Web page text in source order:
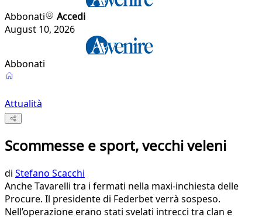
Abbonati
Accedi
August 10, 2026
Abbonati
Attualità
Scommesse e sport, vecchi veleni
di Stefano Scacchi
Anche Tavarelli tra i fermati nella maxi-inchiesta delle
Procure. Il presidente di Federbet verrà sospeso.
Nell’operazione erano stati svelati intrecci tra clan e